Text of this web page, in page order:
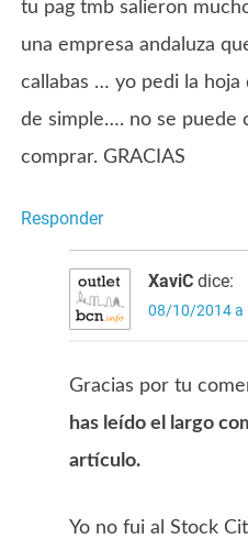
tu pag tmb salieron
una empresa andaluza
callabas … yo pedi la hoja
de simple…. no se puede
comprar. GRACIAS
Responder
XaviC dice:
08/10/2014 a
Gracias por tu
has leído el largo
artículo.
Yo no fui al Stock